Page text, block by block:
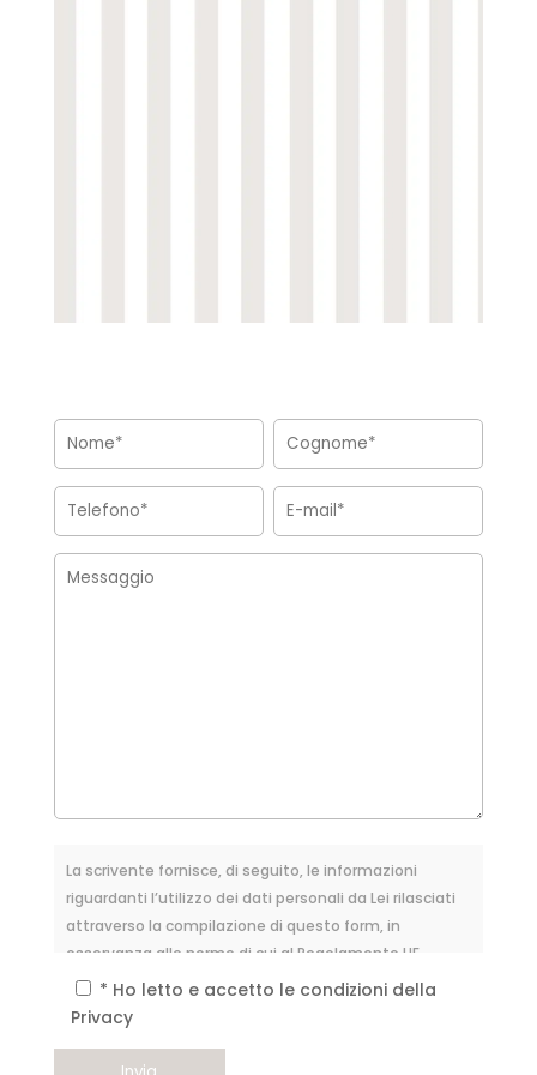
La scrivente fornisce, di seguito, le informazioni
riguardanti l’utilizzo dei dati personali da Lei rilasciati
attraverso la compilazione di questo form, in
osservanza alle norme di cui al Regolamento UE
2016/679, relativo alla protezione delle persone fisiche
con riguardo al trattamento dei dati personali, nonché
GDPR). I dati concernenti la Sua persona, da Lei
* Ho letto e accetto le condizioni della
Privacy